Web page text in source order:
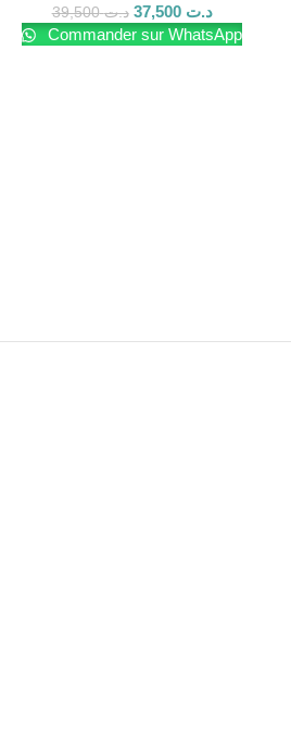
د.ت39,500 د.ت 37,500
Commander sur WhatsApp